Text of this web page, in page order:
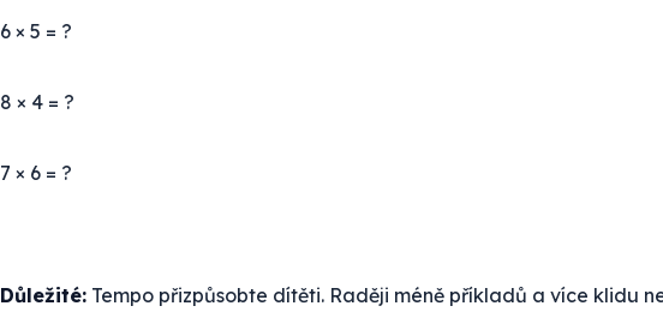
6 × 5 = ?
8 × 4 = ?
7 × 6 = ?
Důležité: Tempo přizpůsobte dítěti. Raději méně příkladů a více klidu